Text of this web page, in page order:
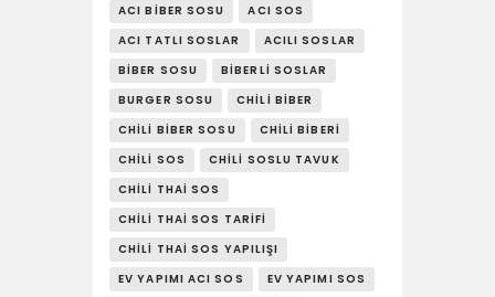
ACI BIBER SOSU
ACI SOS
ACI TATLI SOSLAR
ACILI SOSLAR
BIBER SOSU
BIBERLI SOSLAR
BURGER SOSU
CHILI BIBER
CHILI BIBER SOSU
CHILI BIBERI
CHILI SOS
CHILI SOSLU TAVUK
CHILI THAI SOS
CHILI THAI SOS TARIFI
CHILI THAI SOS YAPILIŞI
EV YAPIMI ACI SOS
EV YAPIMI SOS